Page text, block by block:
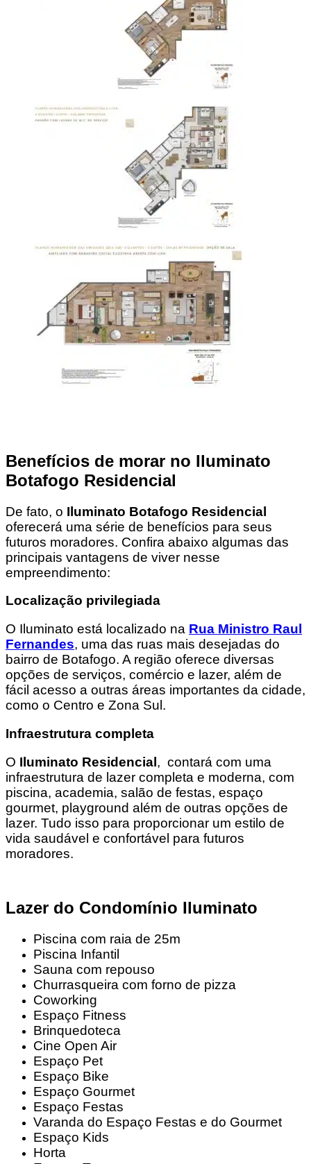
Benefícios de morar no Iluminato
Botafogo Residencial
De fato, o Iluminato Botafogo Residencial
oferecerá uma série de benefícios para seus
futuros moradores. Confira abaixo algumas das
principais vantagens de viver nesse
empreendimento:
Localização privilegiada
O Iluminato está localizado na Rua Ministro Raul
Fernandes, uma das ruas mais desejadas do
bairro de Botafogo. A região oferece diversas
opções de serviços, comércio e lazer, além de
fácil acesso a outras áreas importantes da cidade,
como o Centro e Zona Sul.
Infraestrutura completa
O Iluminato Residencial, contará com uma
infraestrutura de lazer completa e moderna, com
piscina, academia, salão de festas, espaço
gourmet, playground além de outras opções de
lazer. Tudo isso para proporcionar um estilo de
vida saudável e confortável para futuros
moradores.
Lazer do Condomínio Iluminato
Piscina com raia de 25m
Piscina Infantil
Sauna com repouso
Churrasqueira com forno de pizza
Coworking
Espaço Fitness
Brinquedoteca
Cine Open Air
Espaço Pet
Espaço Bike
Espaço Gourmet
Espaço Festas
Varanda do Espaço Festas e do Gourmet
Espaço Kids
Horta